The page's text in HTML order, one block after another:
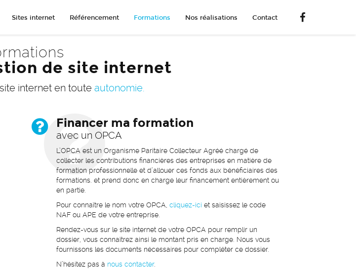
Sites internet Référencement Formations Nos réalisations Contact
de site internet
internet en toute autonomie.
Financer ma formation
avec un OPCA
L’OPCA est un Organisme Paritaire Collecteur Agréé chargé de
collecter les contributions financières des entreprises en matière de
formation professionnelle et d’allouer ces fonds aux bénéficiaires des
formations. et prend donc en charge leur financement entièrement ou
en partie.
Pour connaître le nom votre OPCA, cliquez-ici et saisissez le code
NAF ou APE de votre entreprise.
Rendez-vous sur le site internet de votre OPCA pour remplir un
dossier, vous connaîtrez ainsi le montant pris en charge. Nous vous
fournissons les documents nécessaires pour compléter ce dossier.
N’hésitez pas à nous contacter.